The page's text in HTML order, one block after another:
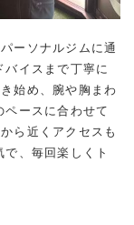
ーソナルジムに通
イスまで丁寧に
始め、腕や胸まわ
ースに合わせて
ら近くアクセスも
、毎回楽しくト